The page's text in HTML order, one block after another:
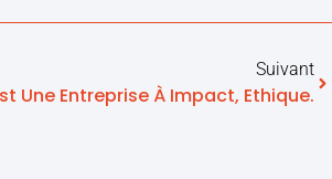
Suivant
Une Entreprise À Impact, Ethique.